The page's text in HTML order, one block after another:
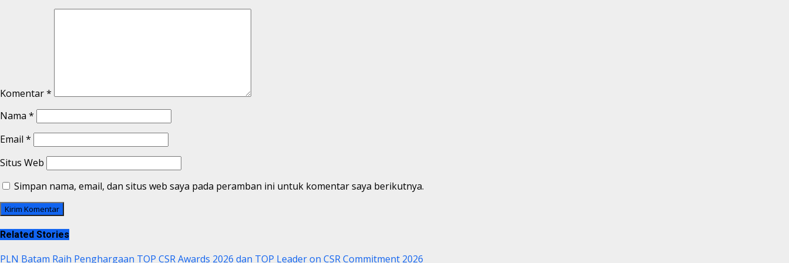
Komentar*
Nama *
Email *
Situs Web
Simpan nama, email, dan situs web saya pada peramban ini untuk komentar saya berikutnya.
Related Stories
PLN Batam Raih Penghargaan TOP CSR Awards 2026 dan TOP Leader on CSR Commitment 2026